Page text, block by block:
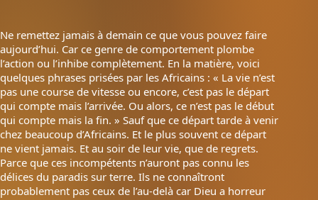
Ne remettez jamais à demain ce que vous pouvez faire
aujourd’hui. Car ce genre de comportement plombe
l’action ou l’inhibe complètement. En la matière, voici
quelques phrases prisées par les Africains : « La vie n’est
pas une course de vitesse ou encore, c’est pas le départ
qui compte mais l’arrivée. Ou alors, ce n’est pas le début
qui compte mais la fin. » Sauf que ce départ tarde à venir
chez beaucoup d’Africains. Et le plus souvent ce départ
ne vient jamais. Et au soir de leur vie, que de regrets.
Parce que ces incompétents n’auront pas connu les
délices du paradis sur terre. Ils ne connaîtront
probablement pas ceux de l’au-delà car Dieu a horreur